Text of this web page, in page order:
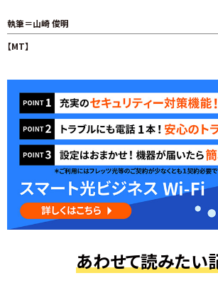
執筆＝山崎 俊明
【MT】
あわせて読みたい